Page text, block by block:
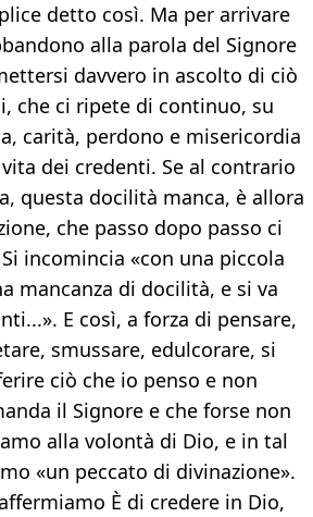
detto così. Ma per arrivare
alla parola del Signore
davvero in ascolto di ciò
che ci ripete di continuo, su
carità, perdono e misericordia
dei credenti. Se al contrario
questa docilità manca, è allora
che passo dopo passo ci
incomincia «con una piccola
mancanza di docilità, e si va
E così, a forza di pensare,
smussare, edulcorare, si
ciò che io penso e non
il Signore e che forse non
alla volontà di Dio, e in tal
«un peccato di divinazione».
È di credere in Dio,